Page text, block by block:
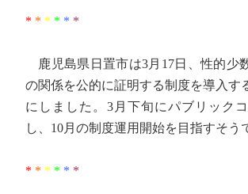
* * * * * *
鹿児島県日置市は3月17日、性的少
の関係を公的に証明する制度を導入す
にしました。3月下旬にパブリック
し、10月の制度運用開始を目指すそう
* * * * * *